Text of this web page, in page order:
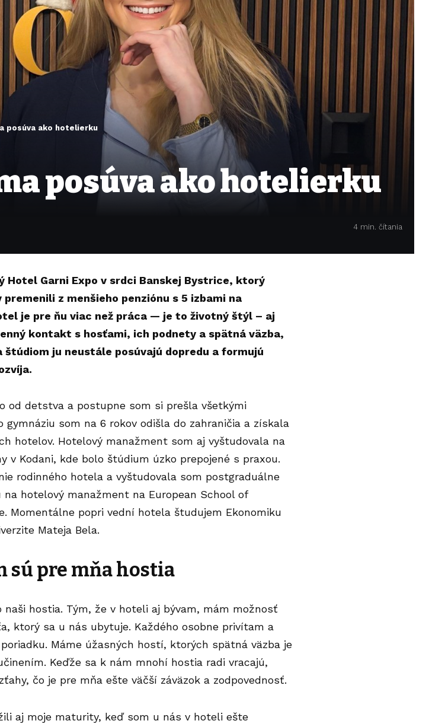
posúva ako hotelierku
posúva ako hotelierku
4 min. čítania
Hotel Garni Expo v srdci Banskej Bystrice, ktorý
z menšieho penziónu s 5 izbami na
je pre ňu viac než práca — je to životný štýl – aj
kontakt s hosťami, ich podnety a spätná väzba,
štúdiom ju neustále posúvajú dopredu a formujú
od detstva a postupne som si prešla všetkými
gymnáziu som na 6 rokov odišla do zahraničia a získala
hotelov. Hotelový manažment som aj vyštudovala na
v Kodani, kde bolo štúdium úzko prepojené s praxou.
rodinného hotela a vyštudovala som postgraduálne
na hotelový manažment na European School of
Momentálne popri vední hotela študujem Ekonomiku
Mateja Bela.
sú pre mňa hostia
naši hostia. Tým, že v hoteli aj bývam, mám možnosť
ktorý sa u nás ubytuje. Každého osobne privítam a
Máme úžasných hostí, ktorých spätná väzba je
Keďže sa k nám mnohí hostia radi vracajú,
čo je pre mňa ešte väčší záväzok a zodpovednosť.
aj moje maturity, keď som u nás v hoteli ešte